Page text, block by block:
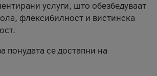
услуги, што обезбедуваат
флексибилност и вистинска
понудата се достапни на